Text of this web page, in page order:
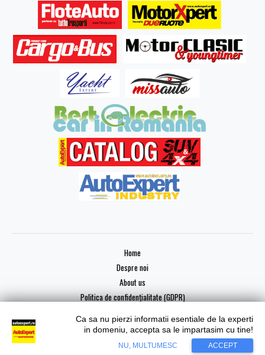
Home
Despre noi
About us
Politica de confidențialitate (GDPR)
Copyright © 2026 AutoExpert
Ca sa nu pierzi informatii esentiale de la experti
in domeniu, accepta sa le impartasim cu tine!
NU, MULTUMESC ACCEPT